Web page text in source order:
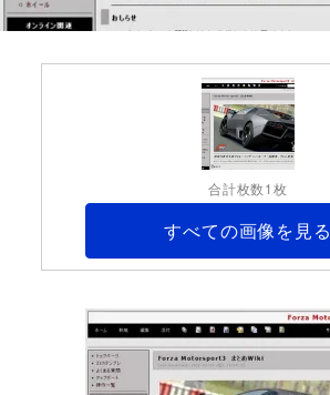
合計枚数1枚
すべての画像を見る